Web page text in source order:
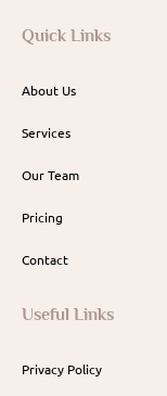
Quick Links
About Us
Services
Our Team
Pricing
Contact
Useful Links
Privacy Policy